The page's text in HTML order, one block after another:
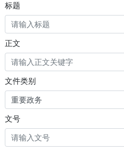
标题
正文
文件类别
文号